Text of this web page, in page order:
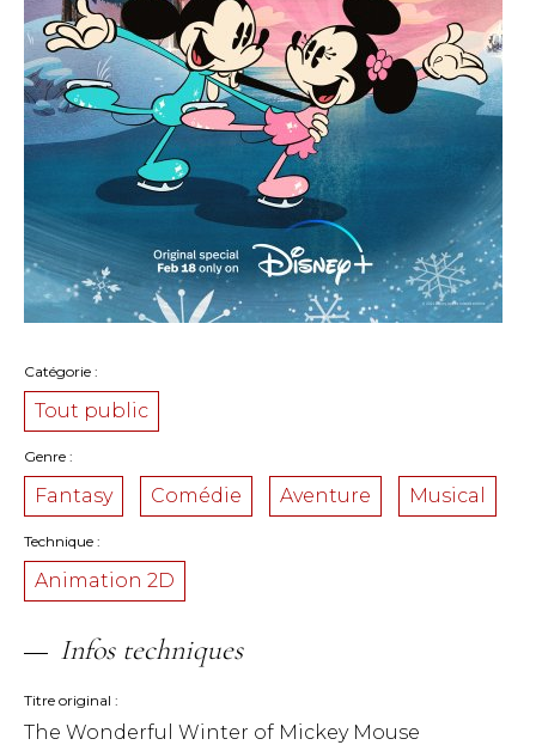
Catégorie
Tout public
Genre
Fantasy Comédie Aventure Musical
Technique
Animation 2D
Infos techniques
Titre original
The Wonderful Winter of Mickey Mouse